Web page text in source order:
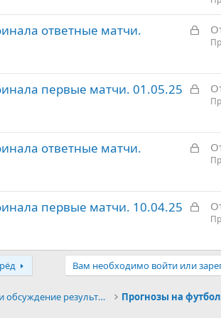
т
о
к
р
о
З
р
ы
ответные матчи.
З
р
ы
первые матчи. 01.05.25
З
р
ы
ответные матчи.
З
р
ы
т
о
первые матчи. 10.04.25
Вам необходимо войти или
Конкурсы прогнозов и обсуждение результатов